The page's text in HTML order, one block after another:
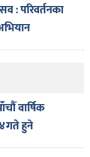
: परिवर्तनका
वार्षिक
हुने